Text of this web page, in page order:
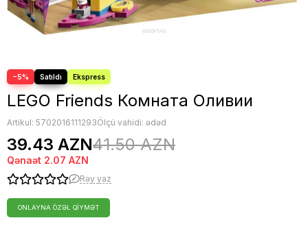
−5%
LEGO Friends Комната Оливии
Artikul: 5702016111293Ölçü vahidi: ədəd
39.43 AZN41.50 AZN
Qənaət 2.07 AZN
Rəy yaz
ONLAYNA ÖZƏL QIYMƏT